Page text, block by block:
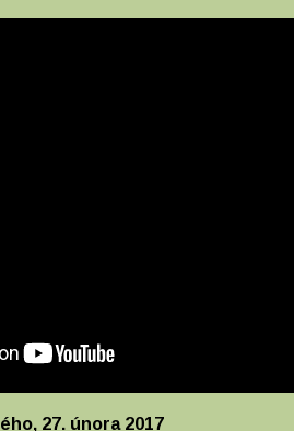
27. února 2017